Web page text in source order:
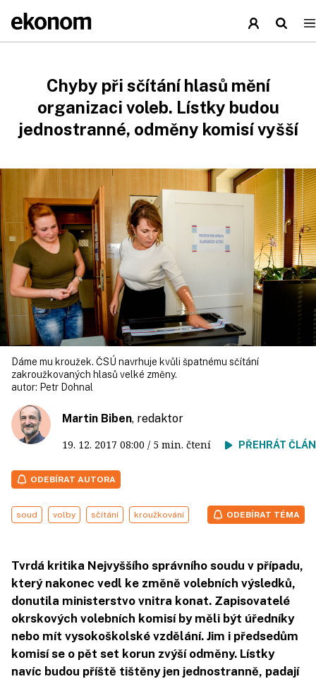
Chyby při sčítání hlasů mění
organizaci voleb. Lístky budou
jednostranné, odměny komisí vyšší
Dáme mu kroužek. ČSÚ navrhuje kvůli špatnému sčítání
zakroužkovaných hlasů velké změny.
autor: Petr Dohnal
Martin Biben, redaktor
19. 12. 2017 08:00 / 5 min. čtení PŘEHRÁT
ODEBÍRAT AUTORA
soud volby sčítání kroužkování ODEBÍRAT TÉMA
Tvrdá kritika Nejvyššího správního soudu v případu,
který nakonec vedl ke změně volebních výsledků,
donutila ministerstvo vnitra konat. Zapisovatelé
okrskových volebních komisí by měli být úředníky
nebo mít vysokoškolské vzdělání. Jim i předsedům
komisí se o pět set korun zvýší odměny. Lístky
navíc budou příště tištěny jen jednostranně, padají